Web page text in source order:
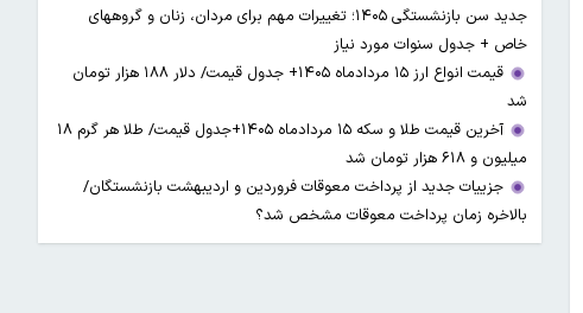
جدید سن بازنشستگی ۱۴۰۵؛ تغییرات مهم برای مردان، زنان و گروههای
خاص + جدول سنوات مورد نیاز
قیمت انواع ارز ۱۵ مردادماه ۱۴۰۵+ جدول قیمت/ دلار ۱۸۸ هزار تومان
شد
آخرین قیمت طلا و سکه ۱۵ مردادماه ۱۴۰۵+جدول قیمت/ طلا هر گرم ۱۸
میلیون و ۶۱۸ هزار تومان شد
جزییات جدید از پرداخت معوقات فروردین و اردیبهشت بازنشستگان/
بالاخره زمان پرداخت معوقات مشخص شد؟